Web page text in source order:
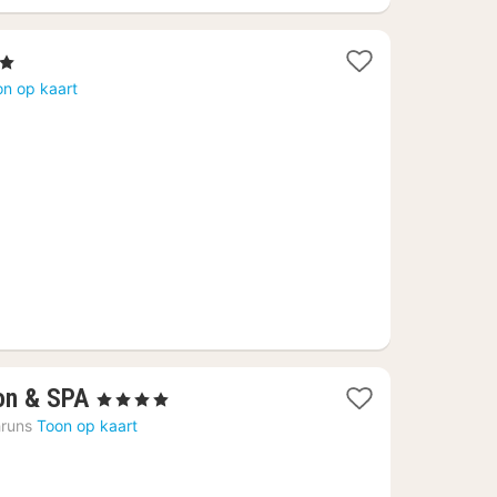
op kaart
& SPA 1
nacht
, 4 Sterren
Toon op kaart